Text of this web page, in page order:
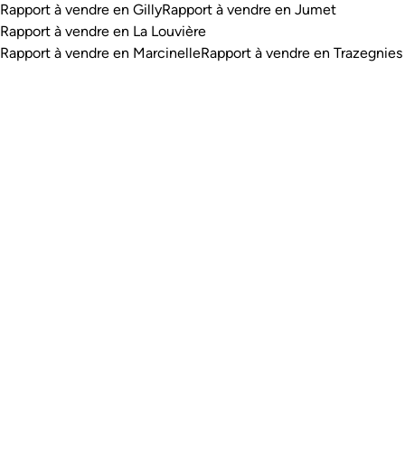
Rapport à vendre en GillyRapport à vendre en Jumet
Rapport à vendre en La Louvière
Rapport à vendre en MarcinelleRapport à vendre en Trazegnies